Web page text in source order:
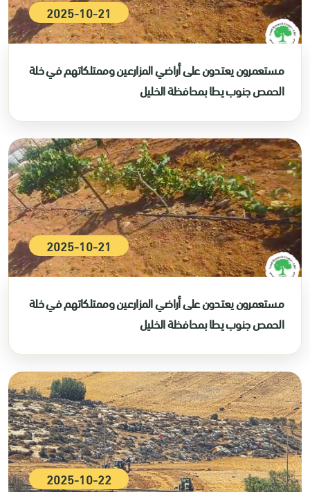
2025-10-21
مستعمرون يعتدون على أراضي المزارعين وممتلكاتهم في خلة
الحمص جنوب يطا بمحافظة الخليل
2025-10-21
مستعمرون يعتدون على أراضي المزارعين وممتلكاتهم في خلة
الحمص جنوب يطا بمحافظة الخليل
2025-10-22